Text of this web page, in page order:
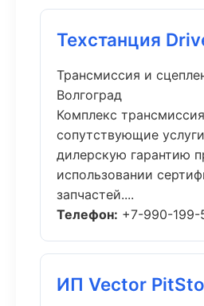
Техстанция
Трансмиссия и
Волгоград
Комплекс
сопутствующие
дилерскую гарантию
использовании
запчастей....
Телефон: +7-990-199-
ИП Vector